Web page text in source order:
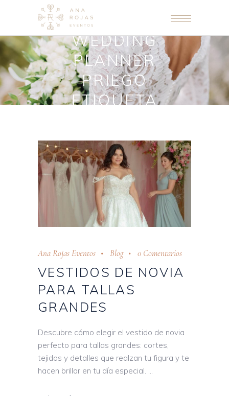
WEDDING
PLANNER
PRIEGO
ETIQUETA
Ana Rojas Eventos Blog 0 Comentarios
VESTIDOS DE NOVIA
PARA TALLAS
GRANDES
Descubre cómo elegir el vestido de novia
perfecto para tallas grandes: cortes,
tejidos y detalles que realzan tu figura y te
hacen brillar en tu día especial.